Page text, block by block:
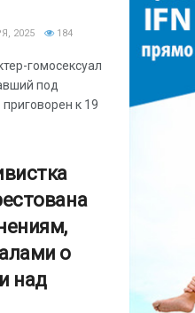
2025 184
гомосексуал
под
к 19
о
над